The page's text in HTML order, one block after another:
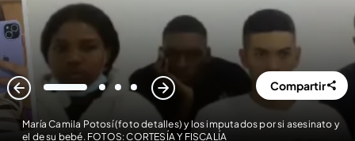
María Camila Potosí (foto detalles) y los imputados por si asesinato y
el de su bebé. FOTOS: CORTESÍA Y FISCALÍA
1 2 3 4 Compartir